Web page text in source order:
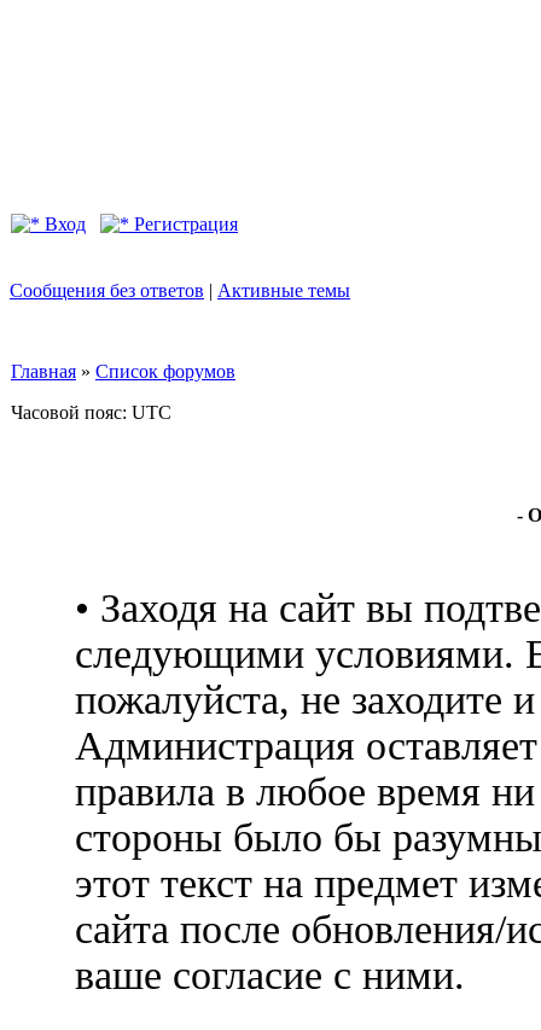
Вход Регистрация
Сообщения без ответов | Активные темы
Главная » Список форумов
Часовой пояс: UTC
-
• Заходя на сайт вы
следующими условиями.
пожалуйста, не заходите
Администрация
правила в любое время
стороны было бы
этот текст на предмет
сайта после обновления/
ваше согласие с ними.